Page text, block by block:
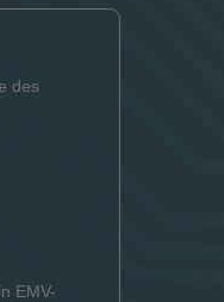
des
EMV-